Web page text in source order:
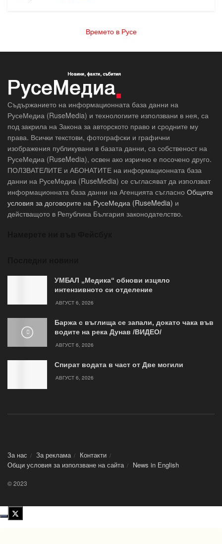
Времето в Русе
Съдържанието на информационната база данни на
РусеМедиа (RuseMedia) и технологиите използвани в нея, са
под закрила на Закона за авторското право и сродните му
права. Всички текстови, фотографски и графични
изображения публикувани в базата данни, са собственост на
РусеМедиа (RuseMedia), освен ако изрично е посочено друго.
ПОЛЗВАТЕЛИТЕ и АБОНАТИТЕ на информационната база
данни на РусеМедиа (RuseMedia) се съгласяват да използват
информационната база данни на Агенцията съгласно Общите
условия за договорите на РусеМедиа (RuseMedia) и
действащото в Република България законодателство.
УМБАЛ „Медика“ обнови изцяло
интензивното си отделение
АВГУСТ 6, 2026
Баржа с въглища се запали, докато чака във
водите на река Дунав /ВИДЕО/
АВГУСТ 6, 2026
Спират водата в част от Две могили
АВГУСТ 6, 2026
За нас За реклама
Контакти
Общи условия за използване на сайта
News in Еnglish
© 2023